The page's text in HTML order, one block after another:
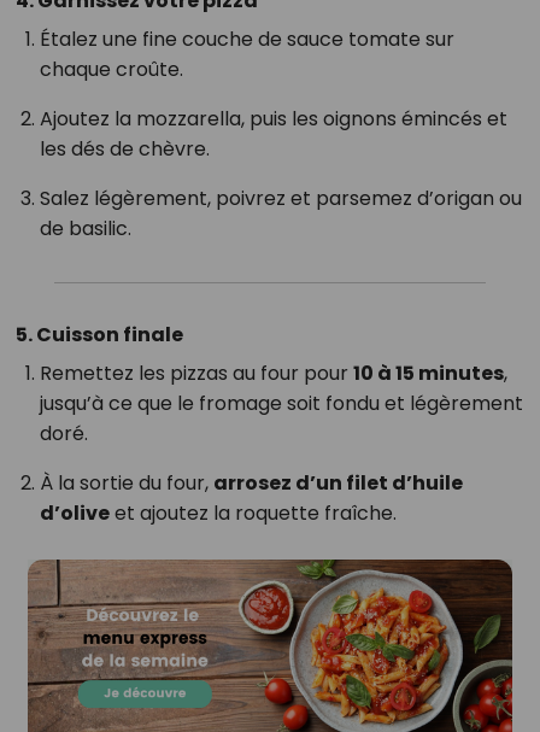
Étalez une fine couche de sauce tomate sur
chaque croûte.
Ajoutez la mozzarella, puis les oignons émincés et
les dés de chèvre.
Salez légèrement, poivrez et parsemez d’origan ou
de basilic.
5. Cuisson finale
Remettez les pizzas au four pour 10 à 15 minutes,
jusqu’à ce que le fromage soit fondu et légèrement
doré.
À la sortie du four, arrosez d’un filet d’huile
d’oliveet ajoutez la roquette fraîche.